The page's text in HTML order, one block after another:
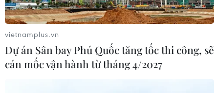
vietnamplus.vn
Dự án Sân bay Phú Quốc tăng tốc thi công, sẽ
cán mốc vận hành từ tháng 4/2027